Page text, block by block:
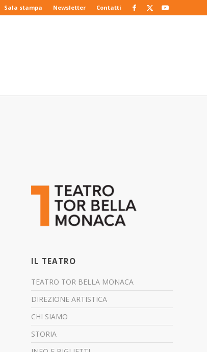
Sala stampa Newsletter Contatti
IL TEATRO
TEATRO TOR BELLA MONACA
DIREZIONE ARTISTICA
CHI SIAMO
STORIA